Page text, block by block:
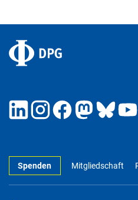
Spenden Mitgliedschaft